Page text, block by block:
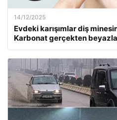
14/12/2025
Evdeki karışımlar diş
Karbonat gerçekten